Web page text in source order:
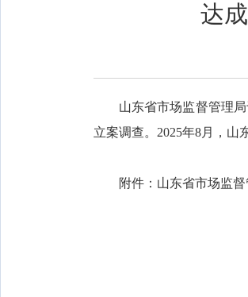
达
山东省市场监督管理局
立案调查。2025年8月，山
附件：山东省市场监督